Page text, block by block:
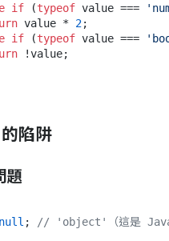
if (typeof value ===
value * 2;
if (typeof value ===
!value;
陷阱
題
null ; // 'object'（這是